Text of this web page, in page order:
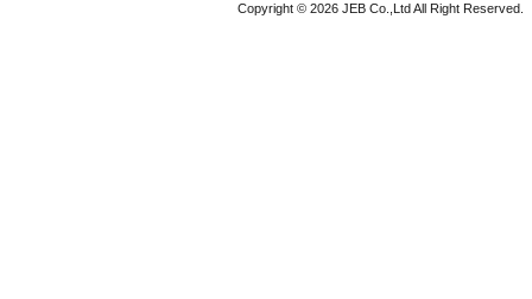
Copyright © 2026 JEB Co.,Ltd All Right Reserved.